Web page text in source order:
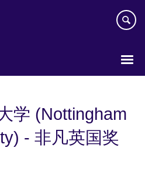
学 (Nottingham
- 非凡英国奖